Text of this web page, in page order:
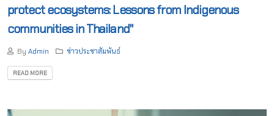
protect ecosystems: Lessons from Indigenous
communities in Thailand"
By Admin ข่าวประชาสัมพันธ์
READ MORE